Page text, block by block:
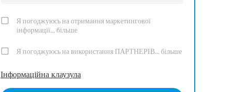
Я погоджуюсь на отримання маркетингової
інформації...більше
Я погоджуюсь на використання ПАРТНЕРІВ...більше
Інформаційна клаузула